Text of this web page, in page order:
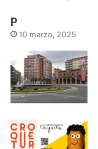
p
10 marzo, 2025